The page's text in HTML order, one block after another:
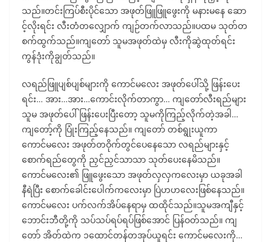
သည်။တင်းကြပ်စီးပိုင်သော အဖုတ်ဖြူဖြူဖွေးကို မနားမနေ ဆော
င့်လိုးရင်း လီးတံတလျှောက် ကျဉ်တက်လာသည်။ပထမ သုတ်တ
စက်ထွက်သည်။ကျတော် သူမအဖုတ်ထဲမှ လီးကိုဆွဲထုတ်ရင်း
ကွန်ဒုံးကိုချွတ်သည်။
လရည်ဖြူပျစ်ပျစ်များကို ကောင်မလေး အဖုတ်ပေါ်သို့ ဖြန်းပေး
ရင်း… အား…အား…ကောင်းလိုက်တာကွာ… ကျတော်လီးရည်များ
သူမ အဖုတ်ပေါ် ဖြန်းပေးပြီးတော့ သူမကိုကြည့်လိုက်တဲ့အခါ…
ကျတော့်ကို ပြုံးကြည့်နေသည်။ ကျတော် တစ်ရွုးယူကာ
ကောင်မလေး အဖုတ်တဝိုက်တွင်ပေနေသော လရည်များနှင့်
စောက်ရည်တွေကို ညှင်ညှင်သာသာ သုတ်ပေးနေမိသည်။
ကောင်မလေး၏ ဖြူဖွေးသော အဖုတ်လှလှကလေးမှာ ယခုအခါ
နီရဲပြီး စောက်ခေါင်းပေါက်ကလေးမှာ ပြဲဟဟလေးဖြစ်နေသည်။
ကောင်မလေး ပက်လက်အိပ်နေရာမှ ထထိုင်သည်။သူမအကျီနှင့်
ဘောင်းဘီတို့ကို သပ်သပ်ရပ်ရပ်ဖြစ်အောင် ပြန်ဝတ်သည်။ ကျ
တော် အိတ်ထဲက ၁ထောင်တန်တအုပ်ယူရင်း ကောင်မလေးကို…